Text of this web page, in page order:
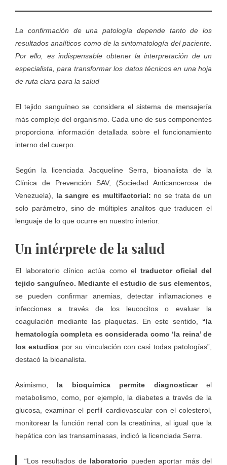
La confirmación de una patología depende tanto de los
resultados analíticos como de la sintomatología del paciente.
Por ello, es indispensable obtener la interpretación de un
especialista, para transformar los datos técnicos en una hoja
de ruta clara para la salud
El tejido sanguíneo se considera el sistema de mensajería
más complejo del organismo. Cada uno de sus componentes
proporciona información detallada sobre el funcionamiento
interno del cuerpo.
Según la licenciada Jacqueline Serra, bioanalista de la
Clínica de Prevención SAV, (Sociedad Anticancerosa de
Venezuela), la sangre es multifactorial: no se trata de un
solo parámetro, sino de múltiples analitos que traducen el
lenguaje de lo que ocurre en nuestro interior.
Un intérprete de la salud
El laboratorio clínico actúa como el traductor oficial del
tejido sanguíneo. Mediante el estudio de sus elementos
se pueden confirmar anemias, detectar inflamaciones e
infecciones a través de los leucocitos o evaluar la
coagulación mediante las plaquetas. En este sentido,
“la
hematología completa es considerada como ‘la reina’ de
los estudios por su vinculación con casi todas patologías”,
destacó la bioanalista.
Asimismo, la bioquímica permite diagnosticarel
metabolismo, como, por ejemplo, la diabetes a través de la
glucosa, examinar el perfil cardiovascular con el colesterol,
monitorear la función renal con la creatinina, al igual que la
hepática con las transaminasas, indicó la licenciada Serra.
“Los resultados de laboratorio pueden aportar más del